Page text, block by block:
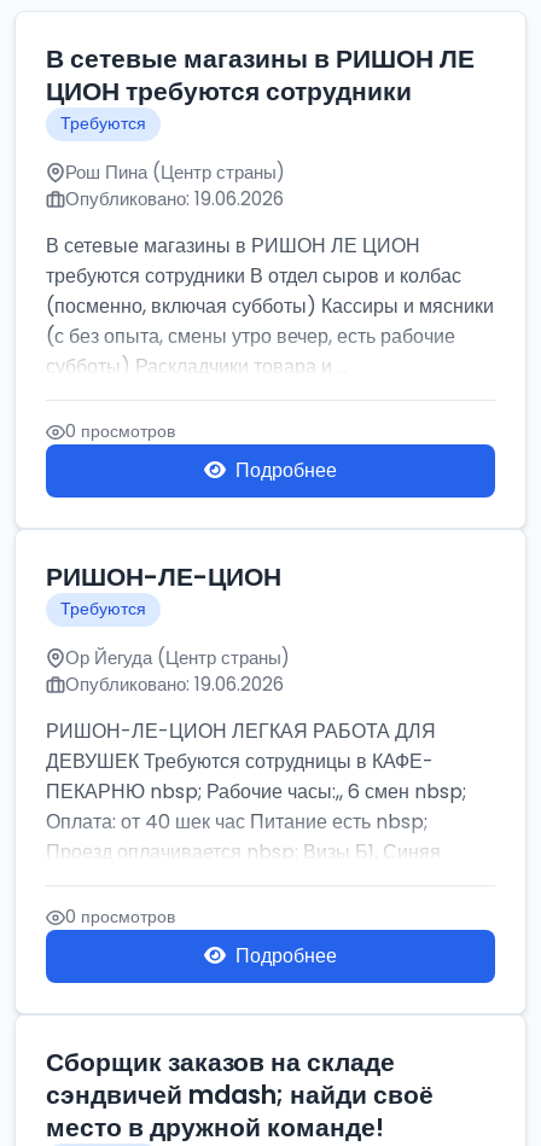
В сетевые магазины в РИШОН ЛЕ
ЦИОН требуются сотрудники
Требуются
Рош Пина (Центр страны)
Опубликовано: 19.06.2026
В сетевые магазины в РИШОН ЛЕ ЦИОН
требуются сотрудники В отдел сыров и колбас
(посменно, включая субботы) Кассиры и мясники
(с без опыта, смены утро вечер, есть рабочие
субботы) Раскладчики товара и ...
0 просмотров
Подробнее
РИШОН-ЛЕ-ЦИОН
Требуются
Ор Йегуда (Центр страны)
Опубликовано: 19.06.2026
РИШОН-ЛЕ-ЦИОН ЛЕГКАЯ РАБОТА ДЛЯ
ДЕВУШЕК Требуются сотрудницы в КАФЕ-
ПЕКАРНЮ nbsp; Рабочие часы:,, 6 смен nbsp;
Оплата: от 40 шек час Питание есть nbsp;
Проезд оплачивается nbsp; Визы Б1, Синяя
бумага,...
0 просмотров
Подробнее
Сборщик заказов на складе
сэндвичей mdash; найди своё
место в дружной команде!